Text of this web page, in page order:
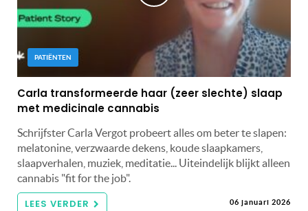
PATIËNTEN
Carla transformeerde haar (zeer slechte) slaap
met medicinale cannabis
Schrijfster Carla Vergot probeert alles om beter te slapen:
melatonine, verzwaarde dekens, koude slaapkamers,
slaapverhalen, muziek, meditatie... Uiteindelijk blijkt alleen
cannabis "fit for the job".
LEES VERDER 06 januari 2026